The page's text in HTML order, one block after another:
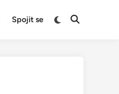
Spojit se
Switch
Open